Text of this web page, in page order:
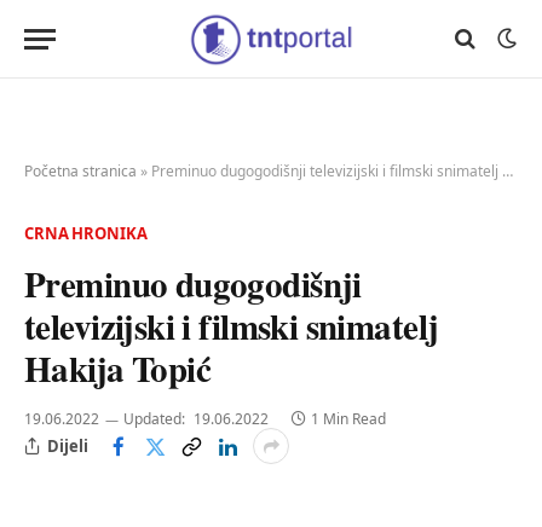
Početna stranica » Preminuo dugogodišnji televizijski i filmski snimatelj Hakija Topić
CRNA HRONIKA
Preminuo dugogodišnji
televizijski i filmski snimatelj
Hakija Topić
19.06.2022 Updated: 19.06.2022 1 Min Read
Dijeli